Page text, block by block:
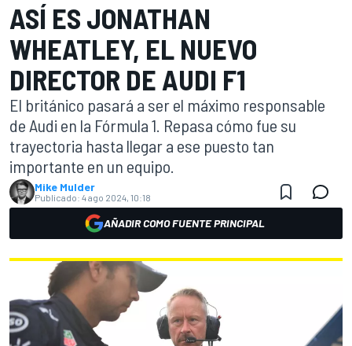
ASÍ ES JONATHAN
WHEATLEY, EL NUEVO
DIRECTOR DE AUDI F1
El británico pasará a ser el máximo responsable
de Audi en la Fórmula 1. Repasa cómo fue su
trayectoria hasta llegar a ese puesto tan
importante en un equipo.
Mike Mulder
Publicado: 4 ago 2024, 10:18
AÑADIR COMO FUENTE PRINCIPAL